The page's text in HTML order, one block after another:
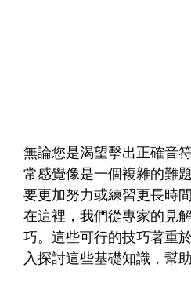
無論您是渴望擊出正確音
常感覺像是一個複雜的難
要更加努力或練習更長時
在這裡，我們從專家的見
巧。這些可行的技巧著重
入探討這些基礎知識，幫